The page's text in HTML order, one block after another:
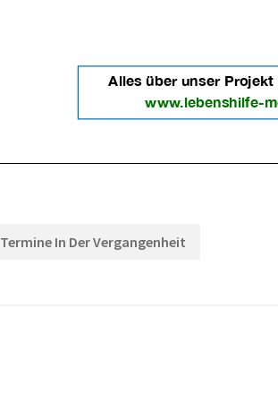
Termine In Der Vergangenheit